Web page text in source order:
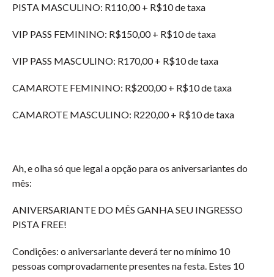
PISTA MASCULINO: R110,00 + R$10 de taxa
VIP PASS FEMININO: R$150,00 + R$10 de taxa
VIP PASS MASCULINO: R170,00 + R$10 de taxa
CAMAROTE FEMININO: R$200,00 + R$10 de taxa
CAMAROTE MASCULINO: R220,00 + R$10 de taxa
Ah, e olha só que legal a opção para os aniversariantes do
mês:
ANIVERSARIANTE DO MÊS GANHA SEU INGRESSO
PISTA FREE!
Condições: o aniversariante deverá ter no mínimo 10
pessoas comprovadamente presentes na festa. Estes 10